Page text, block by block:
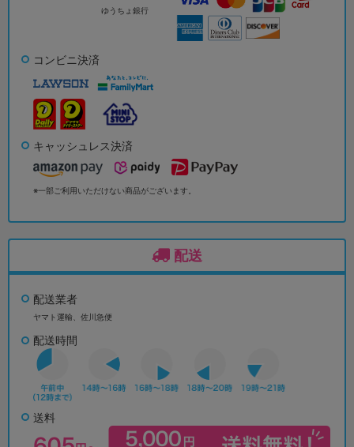
ゆうちょ銀行
コンビニ決済
キャッシュレス決済
※一部ご利用いただけない商品がございます。
配送
配送業者
ヤマト運輸、佐川急便
配送時間
送料